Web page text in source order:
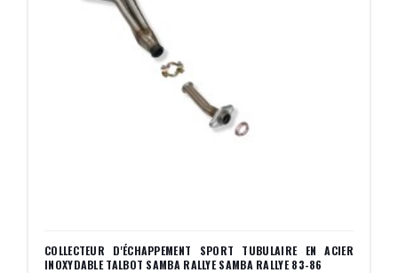
COLLECTEUR D'ÉCHAPPEMENT SPORT TUBULAIRE EN ACIER
INOXYDABLE TALBOT SAMBA RALLYE SAMBA RALLYE 83-86